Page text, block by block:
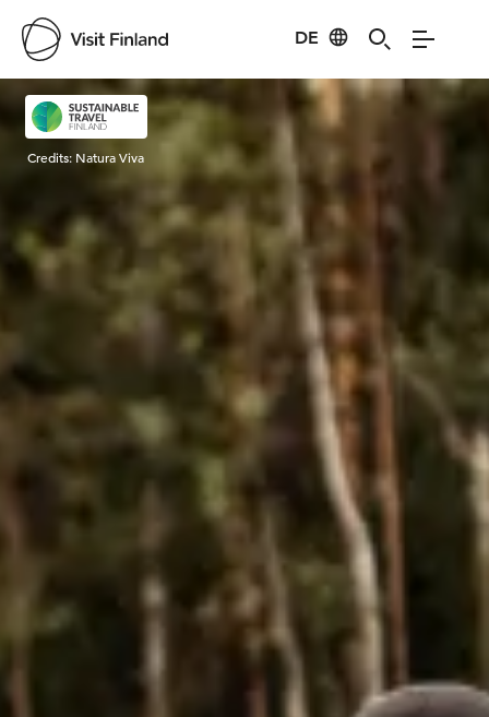
DE
Visit Finland
Credits: Natura Viva